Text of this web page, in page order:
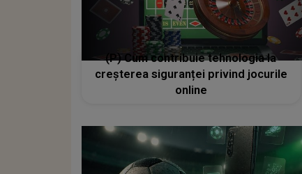
(P) Cum contribuie tehnologia la
creșterea siguranței privind jocurile
online